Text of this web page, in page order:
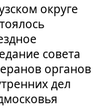
округе
совета
органов
дел